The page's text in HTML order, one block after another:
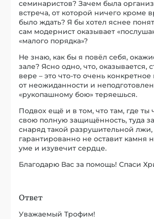
семинаристов? Зачем была
встреча, от которой ничего кроме
было ждать? Я бы хотел яснее
сам модернист оказывает
«малого порядка»?
Не знаю, как бы я повёл себя,
зале? Ясно одно, что, оказывается,
вере – это что-то очень
от неожиданности и
«рукопашному бою» теряешься.
Подвох ещё и в том, что там, где ты
свою полную защищённость, туда
снаряд такой разрушительной лжи,
гарантированно не оставит камня
уме и изувечит сердце.
Благодарю Вас за помощь! Спаси
Ответ
Уважаемый Трофим!